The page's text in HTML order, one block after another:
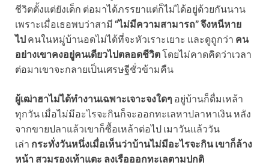
ชีวิตตั้งแต่ยังเด็ก ต่อมาได้ภรรยาแต่ก็ไม่ได้อยู่ด้วยกันนาน
เพราะเมื่อเธอพบว่าสามี “ไม่มีความสามารถ” จึงหนีหาย
ไป คนในหมู่บ้านอดไม่ได้ที่จะหัวเราะเยาะ และดูถูกว่า คน
อย่างเขาคงอยู่คนเดียวไปตลอดชีวิตโดยไม่คาดคิดว่าเวลา
ต่อมาเขาจะกลายเป็นเศรษฐีชั่วข้ามคืน
ผู้เฒ่าฮาไม่ได้ทำงานเฉพาะเจาะจงใดๆ อยู่บ้านก็ดื่มเหล้า
ทุกวัน เมื่อไม่มีอะไรจะกินก็จะออกทะเลหาปลาหาเงิน หลัง
จากขายปลาแล้วเขาก็ซื้อเหล้าต่อไป เมาวันแล้ววัน
เล่า กระทั่งวันหนึ่งเมื่อเห็นว่าบ้านไม่มีอะไรจะกิน เขาก็ล้าง
หน้า สวมรองเท้าแตะ ลงเรือออกทะเลตามปกติ